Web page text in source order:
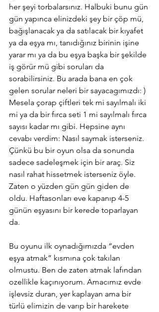
her şeyi torbalarsınız. Halbuki bunu gün
gün yapınca elinizdeki şey bir çöp mü,
bağışlanacak ya da satılacak bir kıyafet
ya da eşya mı, tanıdığınız birinin işine
yarar mı ya da bu eşya başka bir şekilde
iş görür mü gibi soruları da
sorabilirsiniz. Bu arada bana en çok
gelen sorular neleri bir sayacagımızdı: )
Mesela çorap çiftleri tek mi sayılmalı iki
mi ya da bir fırca seti 1 mi sayılmalı fırca
sayısı kadar mı gibi. Hepsine aynı
cevabı verdim: Nasıl saymak isterseniz.
Çünkü bu bir oyun olsa da sonunda
sadece sadeleşmek için bir araç. Siz
nasıl rahat hissetmek isterseniz öyle.
Zaten o yüzden gün gün giden de
oldu. Haftasonları eve kapanıp 4-5
günün eşyasını bir kerede toparlayan
da.
Bu oyunu ilk oynadığımızda “evden
eşya atmak” kısmına çok takılan
olmustu. Ben de zaten atmak lafından
ozellikle kaçınıyorum. Amacımız evde
işlevsiz duran, yer kaplayan ama bir
türlü elimizin de varıp bir harekete